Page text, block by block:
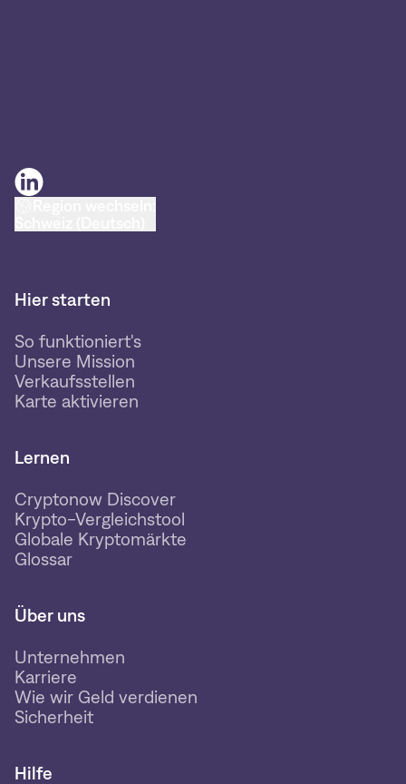
Hier starten
So funktioniert's
Unsere Mission
Verkaufsstellen
Karte aktivieren
Lernen
Cryptonow Discover
Krypto-Vergleichstool
Globale Kryptomärkte
Glossar
Über uns
Unternehmen
Karriere
Wie wir Geld verdienen
Sicherheit
Hilfe